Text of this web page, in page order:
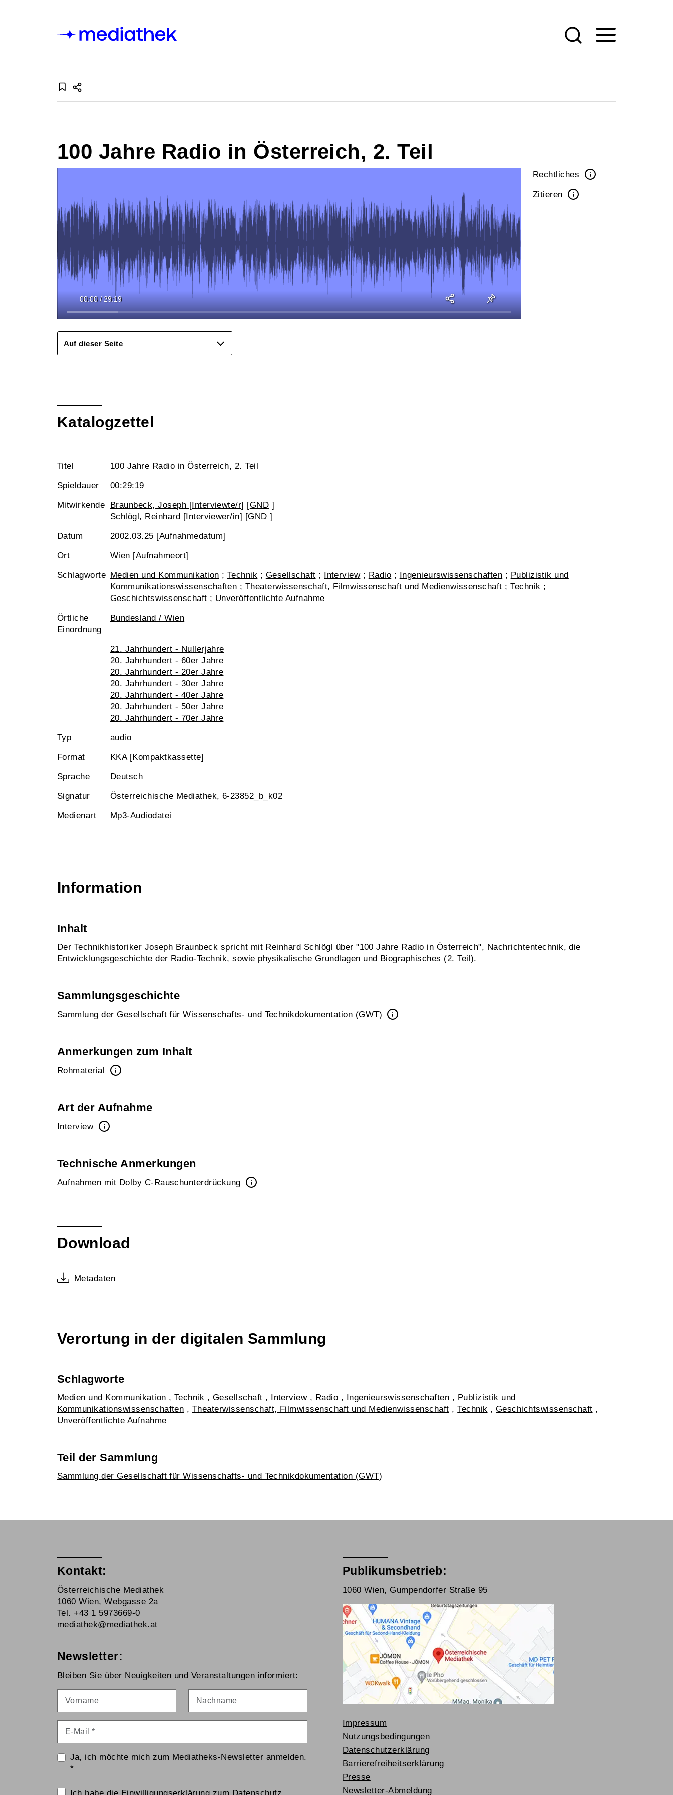
100 Jahre Radio in Österreich, 2. Teil
00:00 / 29:19
Rechtliches
Zitieren
Auf dieser Seite
Katalogzettel
Titel 100 Jahre Radio in Österreich, 2. Teil
Spieldauer 00:29:19
Mitwirkende Braunbeck, Joseph [Interviewte/r] [GND ]
Schlögl, Reinhard [Interviewer/in] [GND ]
Datum 2002.03.25 [Aufnahmedatum]
Ort Wien [Aufnahmeort]
Schlagworte Medien und Kommunikation ; Technik ; Gesellschaft ; Interview; Radio ; Ingenieurswissenschaften ; Publizistik und
Kommunikationswissenschaften ; Theaterwissenschaft, Filmwissenschaft und Medienwissenschaft ;Technik ;
Geschichtswissenschaft ; Unveröffentlichte Aufnahme
Örtliche
Einordnung
Bundesland / Wien
21. Jahrhundert - Nullerjahre
20. Jahrhundert - 60er Jahre
20. Jahrhundert - 20er Jahre
20. Jahrhundert - 30er Jahre
20. Jahrhundert - 40er Jahre
20. Jahrhundert - 50er Jahre
20. Jahrhundert - 70er Jahre
Typ audio
Format KKA [Kompaktkassette]
Sprache Deutsch
Signatur Österreichische Mediathek, 6-23852_b_k02
Medienart Mp3-Audiodatei
Information
Inhalt
Der Technikhistoriker Joseph Braunbeck spricht mit Reinhard Schlögl über "100 Jahre Radio in Österreich", Nachrichtentechnik, die
Entwicklungsgeschichte der Radio-Technik, sowie physikalische Grundlagen und Biographisches (2. Teil).
Sammlungsgeschichte
Sammlung der Gesellschaft für Wissenschafts- und Technikdokumentation (GWT)
Anmerkungen zum Inhalt
Rohmaterial
Art der Aufnahme
Interview
Technische Anmerkungen
Aufnahmen mit Dolby C-Rauschunterdrückung
Download
Metadaten
Verortung in der digitalen Sammlung
Schlagworte
Medien und Kommunikation , Technik , Gesellschaft , Interview, Radio , Ingenieurswissenschaften , Publizistik und
Kommunikationswissenschaften , Theaterwissenschaft, Filmwissenschaft und Medienwissenschaft ,Technik , Geschichtswissenschaft ,
Unveröffentlichte Aufnahme
Teil der Sammlung
Sammlung der Gesellschaft für Wissenschafts- und Technikdokumentation (GWT)
Kontakt:
Österreichische Mediathek
1060 Wien, Webgasse 2a
Tel. +43 1 5973669-0
mediathek@mediathek.at
Newsletter:
Bleiben Sie über Neuigkeiten und Veranstaltungen informiert:
Ja, ich möchte mich zum Mediatheks-Newsletter anmelden.
*
Einwilligungserklärung
Publikumsbetrieb:
1060 Wien, Gumpendorfer Straße 95
Impressum
Nutzungsbedingungen
Datenschutzerklärung
Barrierefreiheitserklärung
Presse
Newsletter-Abmeldung